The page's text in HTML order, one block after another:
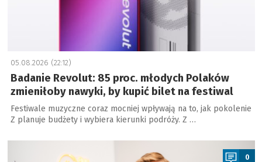
05.08.2026 (22:12)
Badanie Revolut: 85 proc. młodych Polaków
zmieniłoby nawyki, by kupić bilet na festiwal
Festiwale muzyczne coraz mocniej wpływają na to, jak pokolenie
Z planuje budżety i wybiera kierunki podróży. Z …
a
0